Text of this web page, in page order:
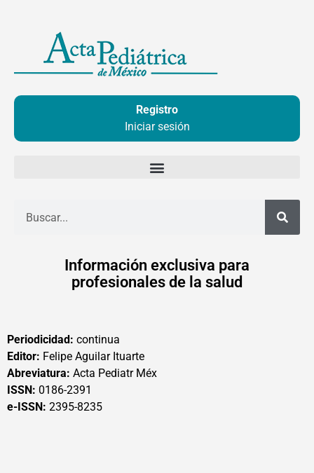
contenido
Registro
Iniciar sesión
Información exclusiva para
profesionales de la salud
Periodicidad: continua
Editor: Felipe Aguilar Ituarte
Abreviatura: Acta Pediatr Méx
ISSN: 0186-2391
e-ISSN: 2395-8235